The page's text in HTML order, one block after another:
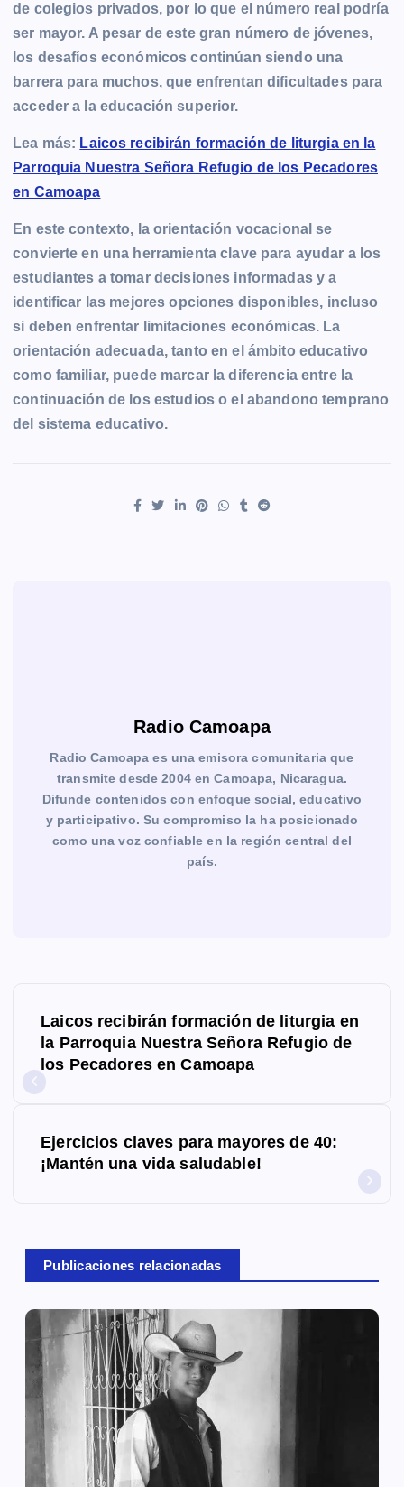
de colegios privados, por lo que el número real podría
ser mayor. A pesar de este gran número de jóvenes,
los desafíos económicos continúan siendo una
barrera para muchos, que enfrentan dificultades para
acceder a la educación superior.
Lea más: Laicos recibirán formación de liturgia en la
Parroquia Nuestra Señora Refugio de los Pecadores
en Camoapa
En este contexto, la orientación vocacional se
convierte en una herramienta clave para ayudar a los
estudiantes a tomar decisiones informadas y a
identificar las mejores opciones disponibles, incluso
si deben enfrentar limitaciones económicas. La
orientación adecuada, tanto en el ámbito educativo
como familiar, puede marcar la diferencia entre la
continuación de los estudios o el abandono temprano
del sistema educativo.
Radio Camoapa
Radio Camoapa es una emisora comunitaria que
transmite desde 2004 en Camoapa, Nicaragua.
Difunde contenidos con enfoque social, educativo
y participativo. Su compromiso la ha posicionado
como una voz confiable en la región central del
país.
ó
n
e
Laicos recibirán formación de liturgia en
la Parroquia Nuestra Señora Refugio de
los Pecadores en Camoapa
Ejercicios claves para mayores de 40:
¡Mantén una vida saludable!
Publicaciones relacionadas